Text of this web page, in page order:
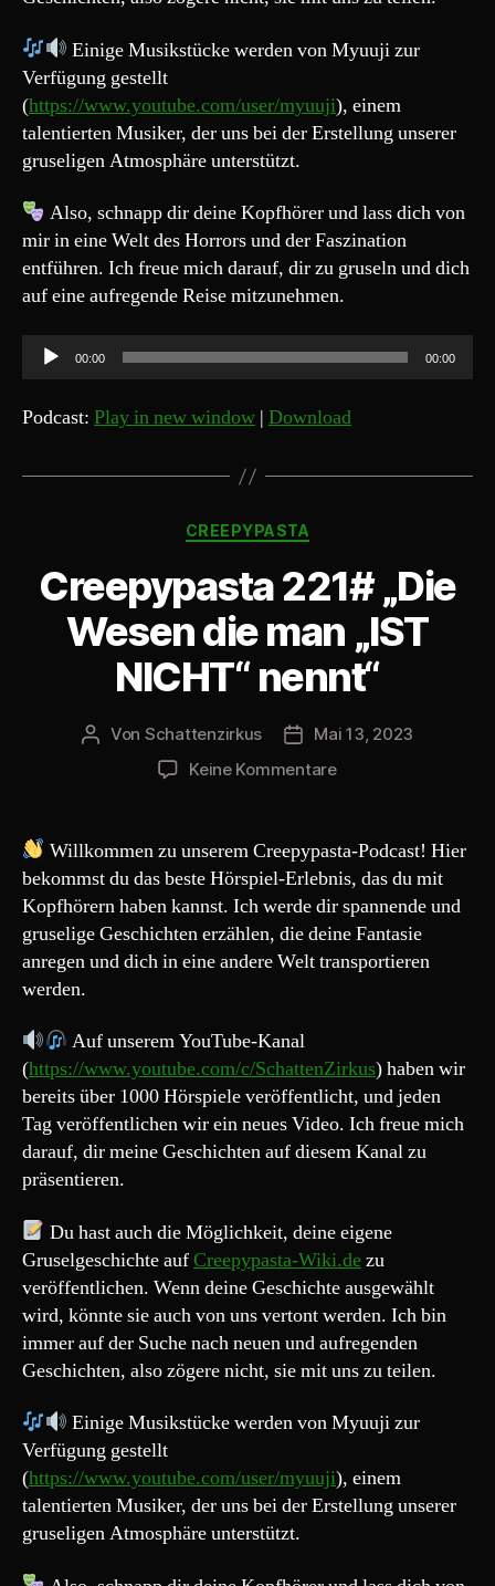
Einige Musikstücke werden von Myuuji zur
Verfügung gestellt
(https://www.youtube.com/user/myuuji), einem
talentierten Musiker, der uns bei der Erstellung unserer
gruseligen Atmosphäre unterstützt.
Also, schnapp dir deine Kopfhörer und lass dich von
mir in eine Welt des Horrors und der Faszination
entführen. Ich freue mich darauf, dir zu gruseln und dich
auf eine aufregende Reise mitzunehmen.
u
d
00:00 00:00
Podcast: Play in new window | Download
Kategorien
CREEPYPASTA
Creepypasta 221# „Die
Wesen die man „IST
NICHT“ nennt“
Beitragsautor
Von Schattenzirkus Beitragsdatum
Mai 13, 2023
Keine Kommentarezu
„Die
die
man
„IST
NICHT“
Willkommen zu unserem Creepypasta-Podcast! Hier
bekommst du das beste Hörspiel-Erlebnis, das du mit
Kopfhörern haben kannst. Ich werde dir spannende und
gruselige Geschichten erzählen, die deine Fantasie
anregen und dich in eine andere Welt transportieren
werden.
Auf unserem YouTube-Kanal
(https://www.youtube.com/c/SchattenZirkus) haben wir
bereits über 1000 Hörspiele veröffentlicht, und jeden
Tag veröffentlichen wir ein neues Video. Ich freue mich
darauf, dir meine Geschichten auf diesem Kanal zu
präsentieren.
Du hast auch die Möglichkeit, deine eigene
Gruselgeschichte aufCreepypasta-Wiki.dezu
veröffentlichen. Wenn deine Geschichte ausgewählt
wird, könnte sie auch von uns vertont werden. Ich bin
immer auf der Suche nach neuen und aufregenden
Geschichten, also zögere nicht, sie mit uns zu teilen.
Einige Musikstücke werden von Myuuji zur
Verfügung gestellt
(https://www.youtube.com/user/myuuji), einem
talentierten Musiker, der uns bei der Erstellung unserer
gruseligen Atmosphäre unterstützt.